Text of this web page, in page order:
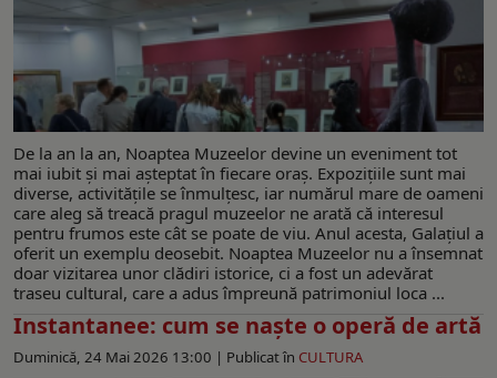
De la an la an, Noaptea Muzeelor devine un eveniment tot
mai iubit și mai așteptat în fiecare oraș. Expozițiile sunt mai
diverse, activitățile se înmulțesc, iar numărul mare de oameni
care aleg să treacă pragul muzeelor ne arată că interesul
pentru frumos este cât se poate de viu. Anul acesta, Galațiul a
oferit un exemplu deosebit. Noaptea Muzeelor nu a însemnat
doar vizitarea unor clădiri istorice, ci a fost un adevărat
traseu cultural, care a adus împreună patrimoniul loca ...
Instantanee: cum se naşte o operă de artă
Duminică, 24 Mai 2026 13:00 | Publicat în CULTURA